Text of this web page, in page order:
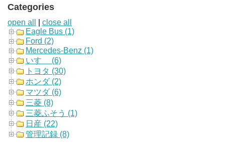
Categories
open all
close all
Eagle Bus (1)
Ford (2)
Mercedes-Benz (1)
いすゞ (6)
トヨタ (30)
ホンダ (2)
マツダ (6)
三菱 (8)
三菱ふそう (1)
日産 (22)
管理記録 (8)